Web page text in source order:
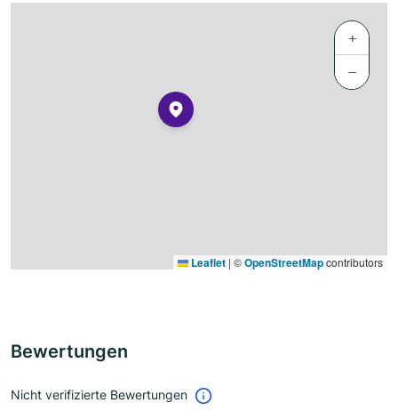
+
−
Leaflet | ©OpenStreetMapcontributors
Bewertungen
Nicht verifizierte Bewertungen